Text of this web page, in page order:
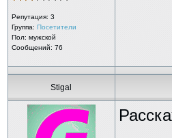
Репутация: 3
Группа: Посетители
Пол: мужской
Сообщений: 76
Stigal